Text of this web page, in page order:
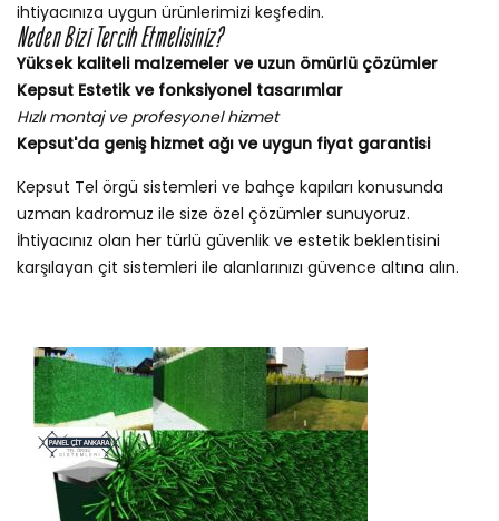
ihtiyacınıza uygun ürünlerimizi keşfedin.
Neden Bizi Tercih Etmelisiniz?
Yüksek kaliteli malzemeler ve uzun ömürlü çözümler
Kepsut Estetik ve fonksiyonel tasarımlar
Hızlı montaj ve profesyonel hizmet
Kepsut'da geniş hizmet ağı ve uygun fiyat garantisi
Kepsut Tel örgü sistemleri ve bahçe kapıları konusunda
uzman kadromuz ile size özel çözümler sunuyoruz.
İhtiyacınız olan her türlü güvenlik ve estetik beklentisini
karşılayan çit sistemleri ile alanlarınızı güvence altına alın.